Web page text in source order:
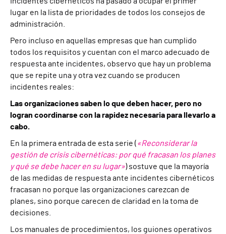
lugar en la lista de prioridades de todos los consejos de
administración.
Pero incluso en aquellas empresas que han cumplido
todos los requisitos y cuentan con el marco adecuado de
respuesta ante incidentes, observo que hay un problema
que se repite una y otra vez cuando se producen
incidentes reales:
Las organizaciones saben lo que deben hacer, pero no
logran coordinarse con la rapidez necesaria para llevarlo a
cabo.
En la primera entrada de esta serie («Reconsiderar la
gestión de crisis cibernéticas: por qué fracasan los planes
y qué se debe hacer en su lugar») sostuve que la mayoría
de las medidas de respuesta ante incidentes cibernéticos
fracasan no porque las organizaciones carezcan de
planes, sino porque carecen de claridad en la toma de
decisiones.
Los manuales de procedimientos, los guiones operativos